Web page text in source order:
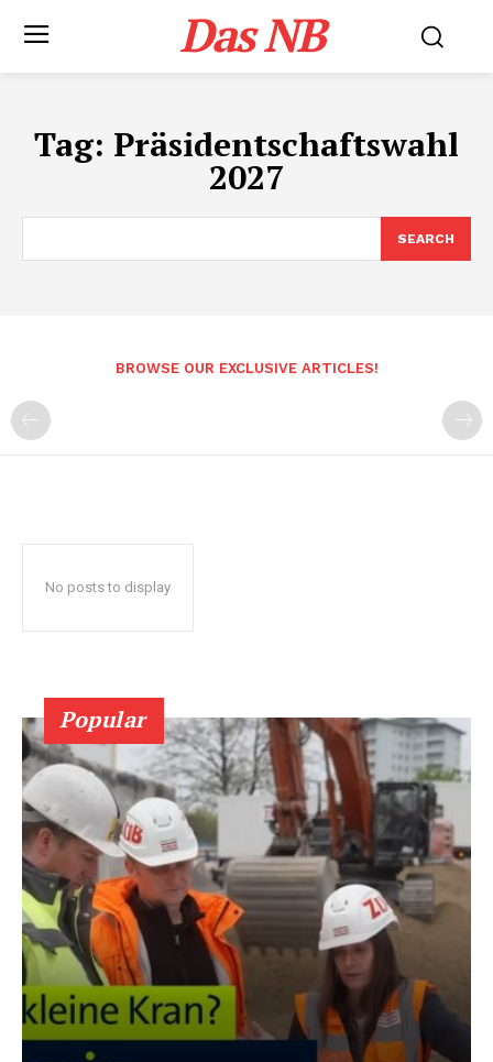
Das NB
Tag: Präsidentschaftswahl
2027
SEARCH
BROWSE OUR EXCLUSIVE ARTICLES!
No posts to display
Popular